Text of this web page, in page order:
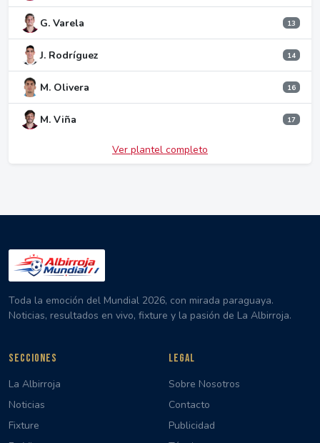
G. Varela 13
J. Rodríguez 14
M. Olivera 16
M. Viña 17
Ver plantel completo
Toda la emoción del Mundial 2026, con mirada paraguaya.
Noticias, resultados en vivo, fixture y la pasión de La Albirroja.
SECCIONES
La Albirroja
Noticias
Fixture
LEGAL
Sobre Nosotros
Contacto
Publicidad